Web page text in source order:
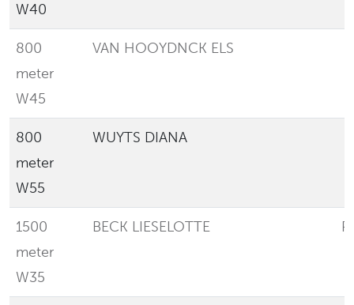
W40
800
meter
W45
VAN HOOYDNCK ELS
800
meter
W55
WUYTS DIANA
1500
meter
W35
BECK LIESELOTTE